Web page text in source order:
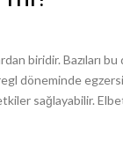
biridir. Bazıları
döneminde
sağlayabilir.